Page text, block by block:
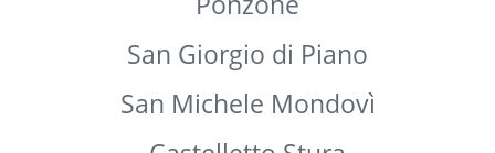
Morozzo
San Pietro in Casale